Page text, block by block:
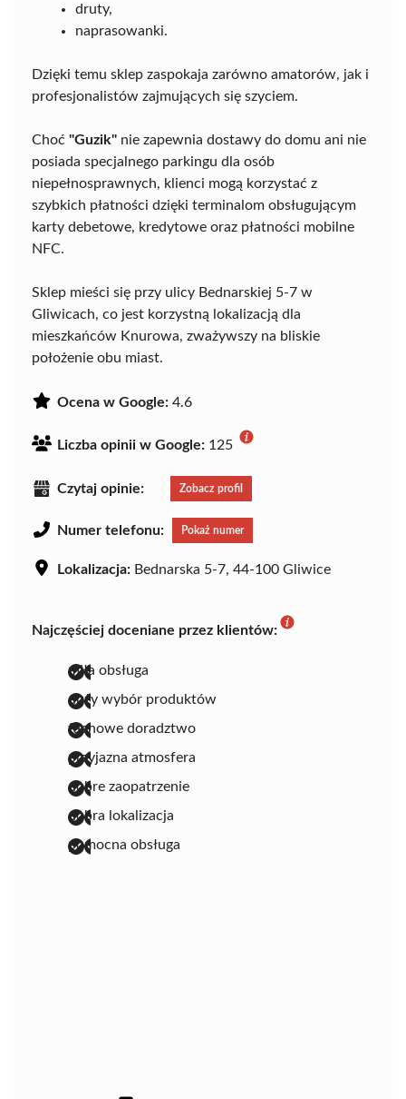
druty,
naprasowanki.
Dzięki temu sklep zaspokaja zarówno amatorów, jak i
profesjonalistów zajmujących się szyciem.
Choć "Guzik" nie zapewnia dostawy do domu ani nie
posiada specjalnego parkingu dla osób
niepełnosprawnych, klienci mogą korzystać z
szybkich płatności dzięki terminalom obsługującym
karty debetowe, kredytowe oraz płatności mobilne
NFC.
Sklep mieści się przy ulicy Bednarskiej 5-7 w
Gliwicach, co jest korzystną lokalizacją dla
mieszkańców Knurowa, zważywszy na bliskie
położenie obu miast.
Ocena w Google: 4.6
Liczba opinii w Google: 125
Czytaj opinie: Zobacz profil
Numer telefonu: Pokaż numer
Lokalizacja: Bednarska 5-7, 44-100 Gliwice
Najczęściej doceniane przez klientów:
miła obsługa
duży wybór produktów
fachowe doradztwo
przyjazna atmosfera
dobre zaopatrzenie
dobra lokalizacja
pomocna obsługa